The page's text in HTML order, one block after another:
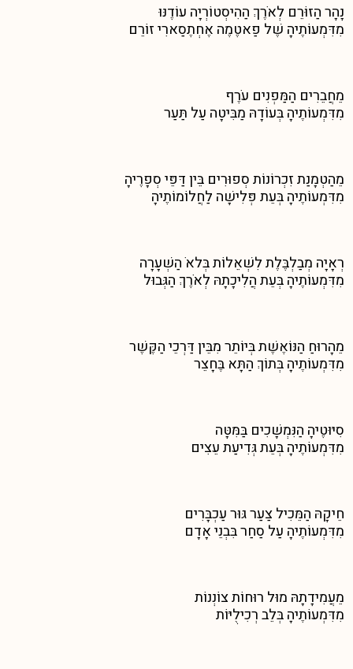
נָהָר הַזוֹּרֵם לְאֹרֶךְ הַהִיסְטוֹרְיָה עוֹדֶנּוּ
מִדִּמְעוֹתֶיהָ שֶׁל פַאטֶמֶה אֶחְתֶסַארִי זוֹרֵם
מֵחֲבֵרִים הַמַּפְנִים עֹרֶף
מִדִּמְעוֹתֶיהָ בְּעוֹדָהּ מַבִּיטָה עַל תַּעַר
מֵהַטְמָנַת זִכְרוֹנוֹת סְפוּרִים בֵּין דַּפֵּי סְפָרֶיהָ
מִדִּמְעוֹתֶיהָ בְּעֵת פְּלִישָׁה לַחֲלוֹמוֹתֶיהָ
רְאָיָה מְבַלְבֶּלֶת לִשְׁאֵלוֹת בְּלאֹ הַשְׁעָרָה
מִדִּמְעוֹתֶיהָ בְּעֵת הֲלִיכָתָהּ לְאֹרֶךְ הַגְּבוּל
מֵהָרוּחַ הַנּוֹאֶשֶׁת בְּיוֹתֵר מִבֵּין דַּרְכֵי הַקֶּשֶׁר
מִדִּמְעוֹתֶיהָ בְּתוֹךְ הַתָּא בֶּחָצֵר
סִיּוּטֶיהָ הַנִּמְשָׁכִים בַּמִּטָּה
מִדִּמְעוֹתֶיהָ בְּעֵת גְּדִיעַת עֵצִים
חֵיקָהּ הַמֵּכִיל צַעַר גּוּר עַכְבָּרִים
מִדִּמְעוֹתֶיהָ עַל סַחַר בִּבְנֵי אָדָם
מֵעֲמִידָתָהּ מוּל רוּחוֹת צוֹנְנוֹת
מִדִּמְעוֹתֶיהָ בְּלֵב רְכִילֻיּוֹת